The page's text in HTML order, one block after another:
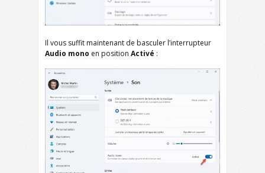
Il vous suffit maintenant de basculer l’interrupteur
Audio mono en position Activé :